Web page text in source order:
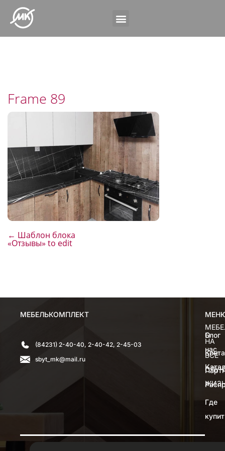
Frame 89
← Шаблон блока
«Отзывы» to edit
МЕБЕЛЬКОМПЛЕКТ
(84231) 2-40-40, 2-40-42, 2-45-03
sbyt_mk@mail.ru
О
нас
Где
Блог
НА
ВСЕ